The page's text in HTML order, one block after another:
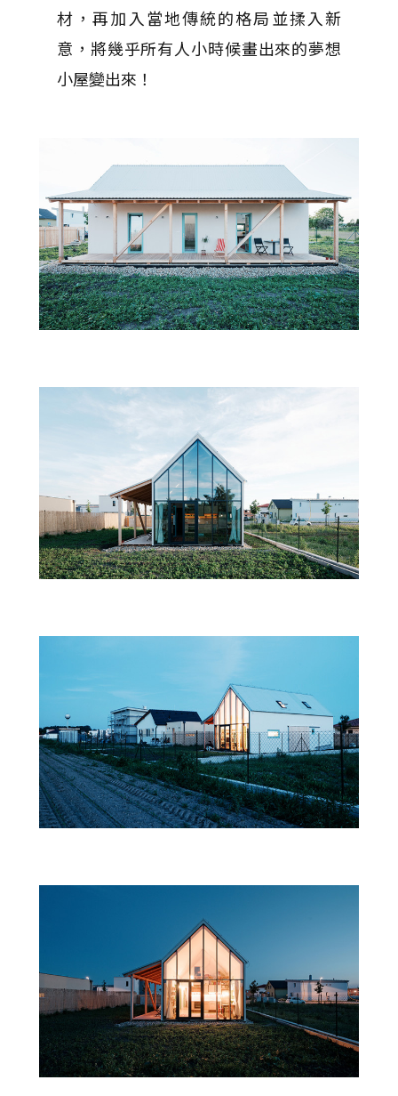
材，再加入當地傳統的格局並揉入新
意，將幾乎所有人小時候畫出來的夢想
小屋變出來！